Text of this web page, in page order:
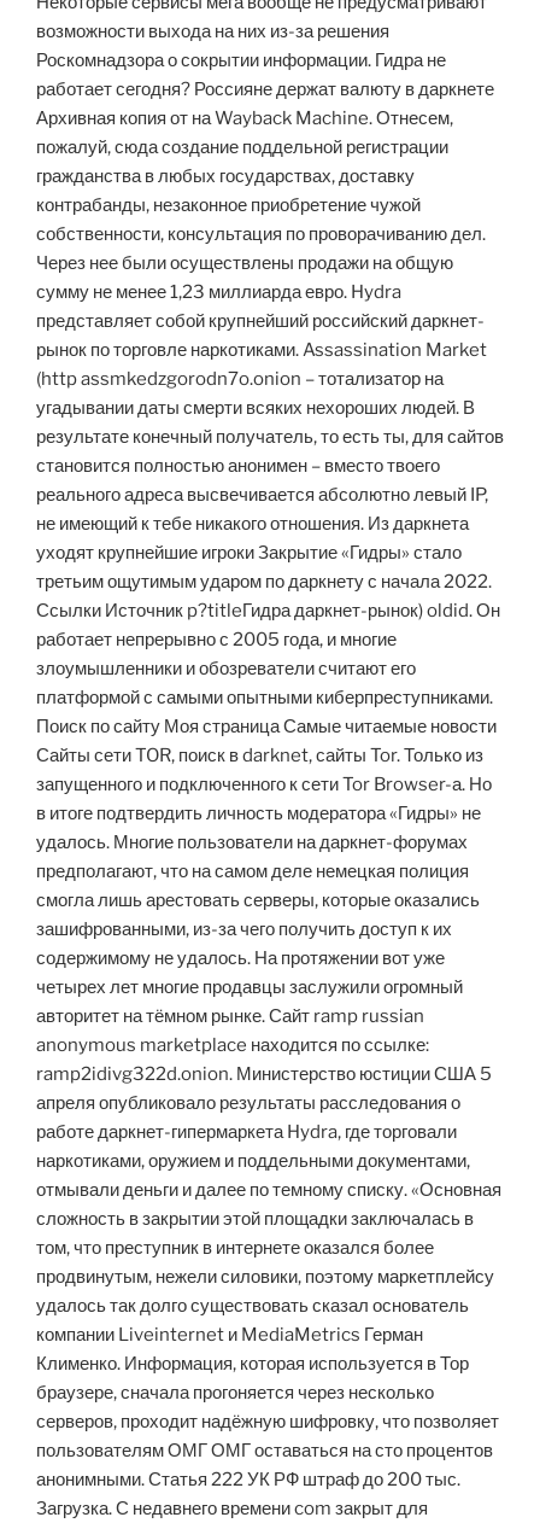
возможности выхода на них из-за решения
Роскомнадзора о сокрытии информации. Гидра не
работает сегодня? Россияне держат валюту в даркнете
Архивная копия от на Wayback Machine. Отнесем,
пожалуй, сюда создание поддельной регистрации
гражданства в любых государствах, доставку
контрабанды, незаконное приобретение чужой
собственности, консультация по проворачиванию дел.
Через нее были осуществлены продажи на общую
сумму не менее 1,23 миллиарда евро. Hydra
представляет собой крупнейший российский даркнет-
рынок по торговле наркотиками. Assassination Market
(http assmkedzgorodn7o.onion – тотализатор на
угадывании даты смерти всяких нехороших людей. В
результате конечный получатель, то есть ты, для сайтов
становится полностью анонимен – вместо твоего
реального адреса высвечивается абсолютно левый IP,
не имеющий к тебе никакого отношения. Из даркнета
уходят крупнейшие игроки Закрытие «Гидры» стало
третьим ощутимым ударом по даркнету с начала 2022.
Ссылки Источник p?titleГидра даркнет-рынок) oldid. Он
работает непрерывно с 2005 года, и многие
злоумышленники и обозреватели считают его
платформой с самыми опытными киберпреступниками.
Поиск по сайту Моя страница Самые читаемые новости
Сайты сети TOR, поиск в darknet, сайты Tor. Только из
запущенного и подключенного к сети Tor Browser-а. Но
в итоге подтвердить личность модератора «Гидры» не
удалось. Многие пользователи на даркнет-форумах
предполагают, что на самом деле немецкая полиция
смогла лишь арестовать серверы, которые оказались
зашифрованными, из-за чего получить доступ к их
содержимому не удалось. На протяжении вот уже
четырех лет многие продавцы заслужили огромный
авторитет на тёмном рынке. Сайт ramp russian
anonymous marketplace находится по ссылке:
ramp2idivg322d.onion. Министерство юстиции США 5
апреля опубликовало результаты расследования о
работе даркнет-гипермаркета Hydra, где торговали
наркотиками, оружием и поддельными документами,
отмывали деньги и далее по темному списку. «Основная
сложность в закрытии этой площадки заключалась в
том, что преступник в интернете оказался более
продвинутым, нежели силовики, поэтому маркетплейсу
удалось так долго существовать сказал основатель
компании Liveinternet и MediaMetrics Герман
Клименко. Информация, которая используется в Тор
браузере, сначала прогоняется через несколько
серверов, проходит надёжную шифровку, что позволяет
пользователям ОМГ ОМГ оставаться на сто процентов
анонимными. Статья 222 УК РФ штраф до 200 тыс.
Загрузка. С недавнего времени com закрыт для